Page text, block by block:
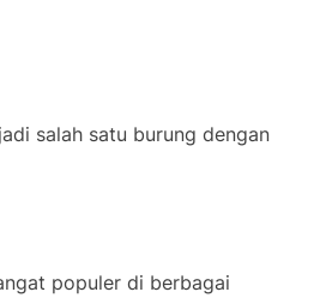
salah satu burung dengan
populer di berbagai